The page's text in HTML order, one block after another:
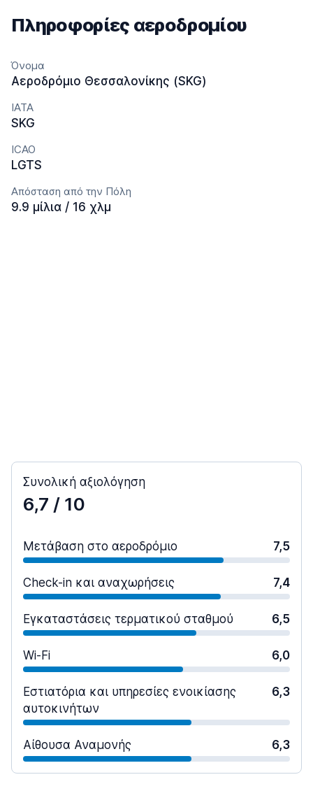
Πληροφορίες αεροδρομίου
Όνομα
Αεροδρόμιο Θεσσαλονίκης (SKG)
IATA
SKG
ICAO
LGTS
Απόσταση από την Πόλη
9.9 μίλια / 16 χλμ
Συνολική αξιολόγηση
6,7 / 10
Μετάβαση στο αεροδρόμιο 7,5
Check-in και αναχωρήσεις 7,4
Εγκαταστάσεις τερματικού σταθμού 6,5
Wi-Fi 6,0
Εστιατόρια και υπηρεσίες ενοικίασης
αυτοκινήτων
6,3
Αίθουσα Αναμονής 6,3